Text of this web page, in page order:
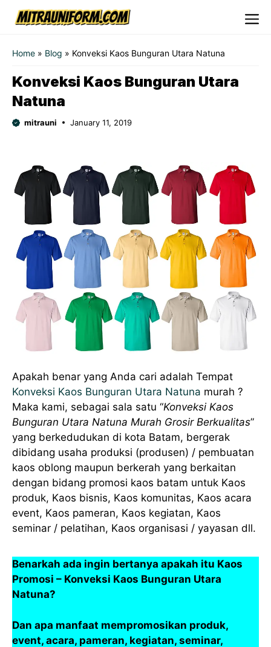
Skip
Home » Blog » Konveksi Kaos Bunguran Utara Natuna
Konveksi Kaos Bunguran Utara
Natuna
mitrauni January 11, 2019
Apakah benar yang Anda cari adalah Tempat
Konveksi Kaos Bunguran Utara Natuna murah ?
Maka kami, sebagai sala satu “Konveksi Kaos
Bunguran Utara Natuna Murah Grosir Berkualitas”
yang berkedudukan di kota Batam, bergerak
dibidang usaha produksi (produsen) / pembuatan
kaos oblong maupun berkerah yang berkaitan
dengan bidang promosi kaos batam untuk Kaos
produk, Kaos bisnis, Kaos komunitas, Kaos acara
event, Kaos pameran, Kaos kegiatan, Kaos
seminar / pelatihan, Kaos organisasi / yayasan dll.
Benarkah ada ingin bertanya apakah itu Kaos
Promosi – Konveksi Kaos Bunguran Utara
Natuna?
Dan apa manfaat mempromosikan produk,
event, acara, pameran, kegiatan, seminar,